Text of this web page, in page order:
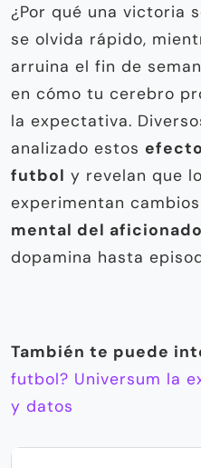
¿Por qué una victoria
se olvida rápido,
arruina el fin de
en cómo tu cerebro
la expectativa.
analizado estos
futbol y revelan que
experimentan
mental del aficionado
dopamina hasta
También te puede
futbol? Universum la
y datos